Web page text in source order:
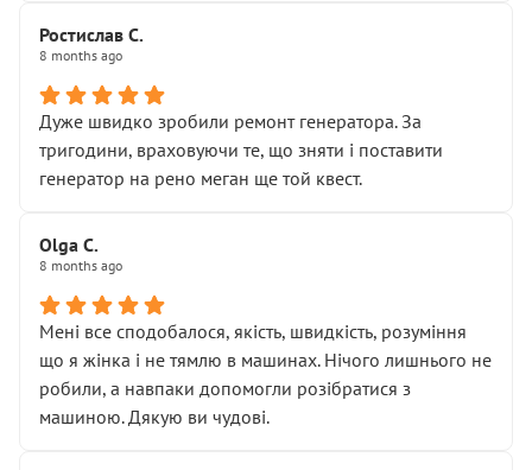
Хотілося б більше:
• належної уваги до авто
• прозорості в роботах і рахунках
• реальної діагностики, а не формального
“подивились і поїхав”
На жаль, складається враження, що сервіс працює не
Стосовно комунікації - все добре
звертатися до цього автосервісу.
Ростислав С.
8 months ago
Дуже швидко зробили ремонт генератора. За
тригодини, враховуючи те, що зняти і поставити
генератор на рено меган ще той квест.
Olga С.
8 months ago
Мені все сподобалося, якість, швидкість, розуміння
що я жінка і не тямлю в машинах. Нічого лишнього не
робили, а навпаки допомогли розібратися з
машиною. Дякую ви чудові.